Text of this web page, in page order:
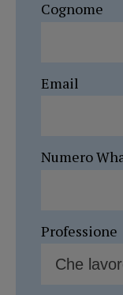
Cognome
Email
Numero
Professione